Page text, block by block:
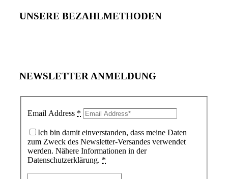
UNSERE BEZAHLMETHODEN
NEWSLETTER ANMELDUNG
Email Address *
Ich bin damit einverstanden, dass meine Daten
zum Zweck des Newsletter-Versandes verwendet
werden. Nähere Informationen in der
Datenschutzerklärung. *